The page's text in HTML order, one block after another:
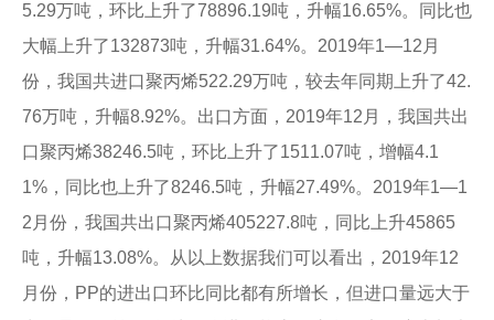
5.29万吨，环比上升了78896.19吨，升幅16.65%。同比也
大幅上升了132873吨，升幅31.64%。2019年1—12月
份，我国共进口聚丙烯522.29万吨，较去年同期上升了42.
76万吨，升幅8.92%。出口方面，2019年12月，我国共出
口聚丙烯38246.5吨，环比上升了1511.07吨，增幅4.1
1%，同比也上升了8246.5吨，升幅27.49%。2019年1—1
2月份，我国共出口聚丙烯405227.8吨，同比上升45865
吨，升幅13.08%。从以上数据我们可以看出，2019年12
月份，PP的进出口环比同比都有所增长，但进口量远大于